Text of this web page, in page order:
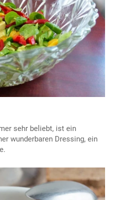
sehr beliebt, ist ein
wunderbaren Dressing, ein